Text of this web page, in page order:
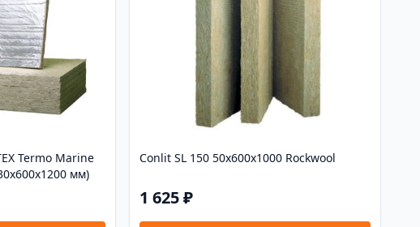
Termo Marine
мм)
Conlit SL 150 50x600x1000 Rockwool
1 625 ₽